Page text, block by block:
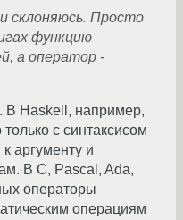
склоняюсь. Просто
функцию
а оператор -
В Haskell, например,
с синтаксисом
аргументу и
В C, Pascal, Ada,
операторы
операциям